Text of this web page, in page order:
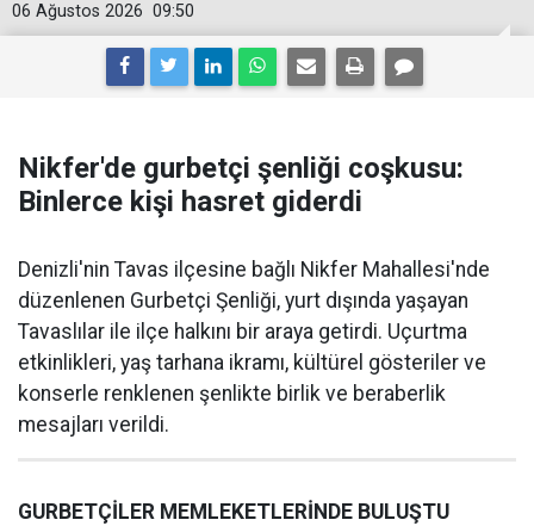
09:50
06 Ağustos 2026
Nikfer'de gurbetçi şenliği coşkusu:
Binlerce kişi hasret giderdi
Denizli'nin Tavas ilçesine bağlı Nikfer Mahallesi'nde
düzenlenen Gurbetçi Şenliği, yurt dışında yaşayan
Tavaslılar ile ilçe halkını bir araya getirdi. Uçurtma
etkinlikleri, yaş tarhana ikramı, kültürel gösteriler ve
konserle renklenen şenlikte birlik ve beraberlik
mesajları verildi.
GURBETÇİLER MEMLEKETLERİNDE BULUŞTU